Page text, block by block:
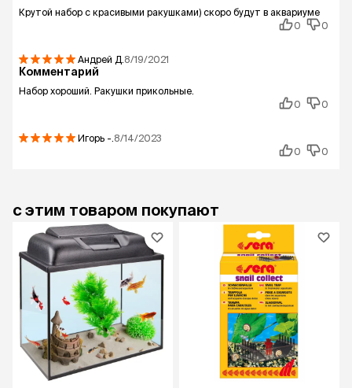
Крутой набор с красивыми ракушками) скоро будут в аквариуме
0
0
Андрей Д. 8/19/2021
Комментарий
Набор хороший. Ракушки прикольные.
0
0
Игорь -. 8/14/2023
0
0
с этим товаром покупают